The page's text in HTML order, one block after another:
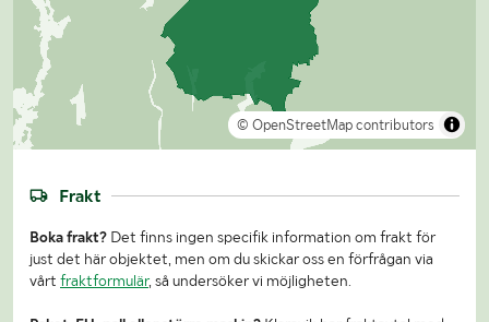
© OpenStreetMap contributors
Frakt
Boka frakt? Det finns ingen specifik information om frakt för
just det här objektet, men om du skickar oss en förfrågan via
vårt fraktformulär, så undersöker vi möjligheten.